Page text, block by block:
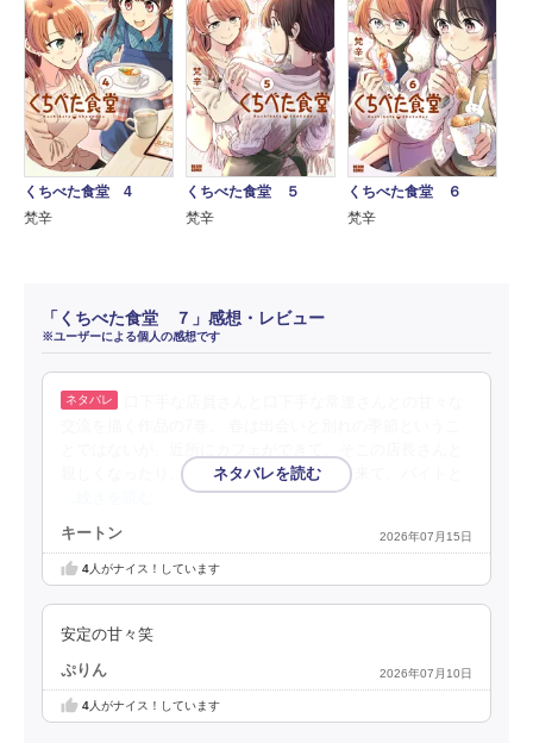
くちべた食堂 4
梵辛
くちべた食堂 ５
梵辛
くちべた食堂 ６
梵辛
「くちべた食堂 ７」感想・レビュー
※ユーザーによる個人の感想です
親しくなったり、学校では新入生がやって来て、バイトと
キートン 2026年07月15日
4人がナイス！しています
安定の甘々笑
ぷりん 2026年07月10日
4人がナイス！しています